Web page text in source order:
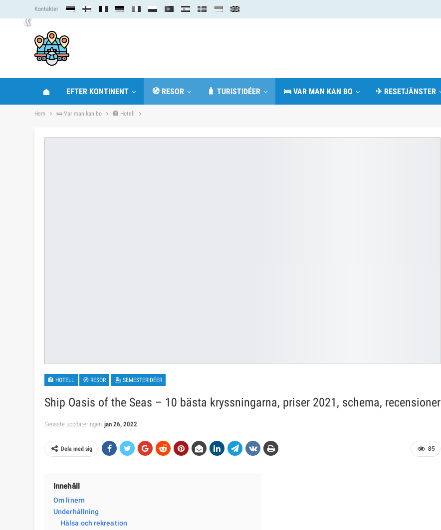
« Kontakter
EFTER KONTINENT 🧭 RESOR 🧳 TURISTIDÉER 🛌 VAR MAN KAN BO ✈ RESETJÄNSTER
Hem 🛌 Var man kan bo 🏨 Hotell
🏨 HOTELL 🧭 RESOR 🏝 SEMESTERIDÉER
Ship Oasis of the Seas – 10 bästa kryssningarna, priser 2021, schema, recensioner
Senaste uppdateringen jan 26, 2022
85
Dela med sig
Innehåll
Om linern
Underhållning
Hälsa och rekreation